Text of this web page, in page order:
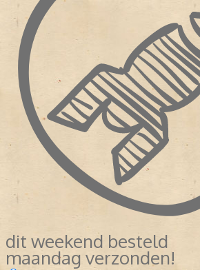
dit weekend besteld
maandag verzonden!